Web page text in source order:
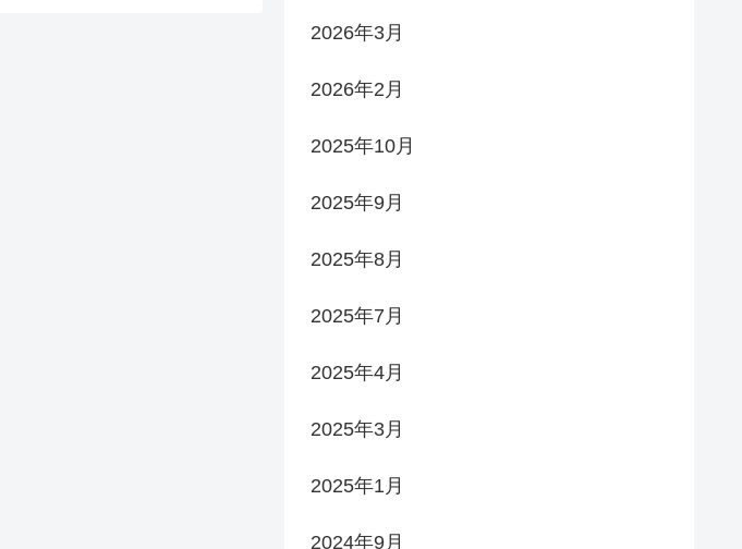
2026年3月
2026年2月
2025年10月
2025年9月
2025年8月
2025年7月
2025年4月
2025年3月
2025年1月
2024年9月